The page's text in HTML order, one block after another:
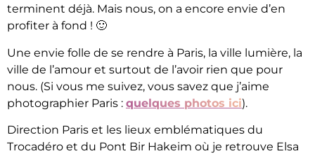
terminent déjà. Mais nous, on a encore envie d’en
profiter à fond ! 🙂
Une envie folle de se rendre à Paris, la ville lumière, la
ville de l’amour et surtout de l’avoir rien que pour
nous. (Si vous me suivez, vous savez que j’aime
photographier Paris : quelques photos ici).
Direction Paris et les lieux emblématiques du
Trocadéro et du Pont Bir Hakeim où je retrouve Elsa